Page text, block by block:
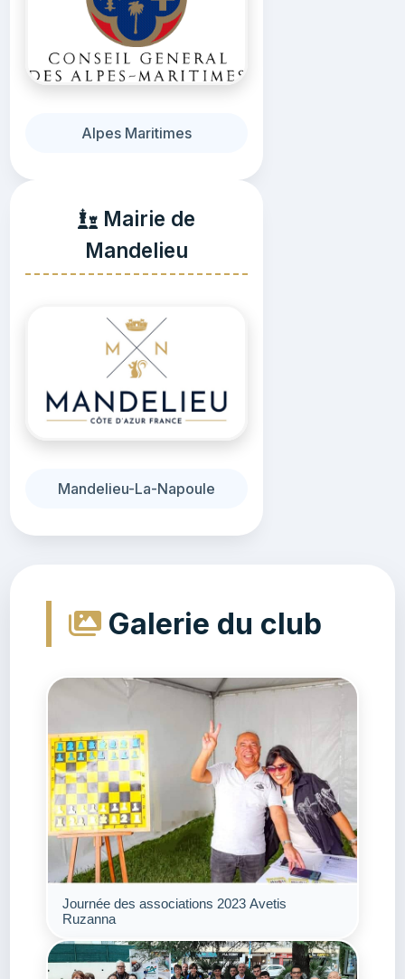
Alpes Maritimes
Mairie de
Mandelieu
Mandelieu-La-Napoule
Galerie du club
Journée des associations 2023 Avetis
Ruzanna